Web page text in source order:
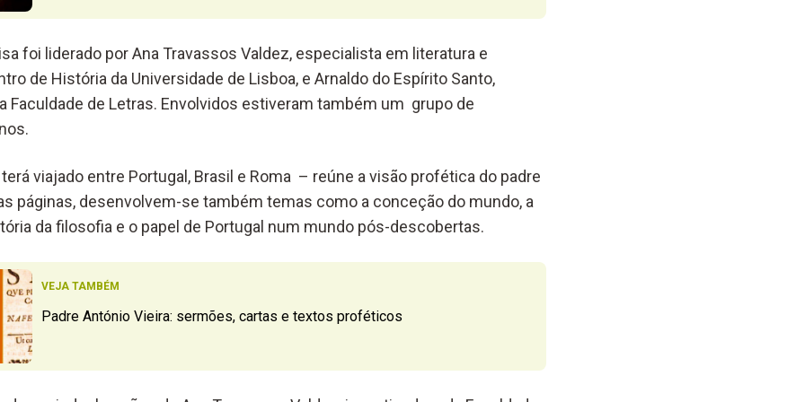
foi liderado por Ana Travassos Valdez, especialista em literatura e
de História da Universidade de Lisboa, e Arnaldo do Espírito Santo,
Faculdade de Letras. Envolvidos estiveram também um grupo de
viajado entre Portugal, Brasil e Roma – reúne a visão profética do padre
páginas, desenvolvem-se também temas como a conceção do mundo, a
da filosofia e o papel de Portugal num mundo pós-descobertas.
VEJA TAMBÉM
Padre António Vieira: sermões, cartas e textos proféticos